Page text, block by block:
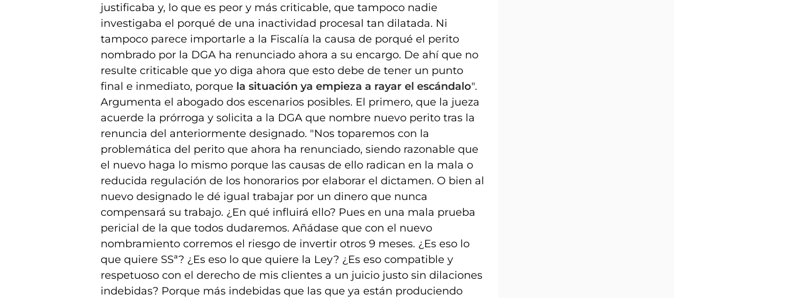
justificaba y, lo que es peor y más criticable, que tampoco nadie
investigaba el porqué de una inactividad procesal tan dilatada. Ni
tampoco parece importarle a la Fiscalía la causa de porqué el perito
nombrado por la DGA ha renunciado ahora a su encargo. De ahí que no
resulte criticable que yo diga ahora que esto debe de tener un punto
final e inmediato, porque la situación ya empieza a rayar el escándalo".
Argumenta el abogado dos escenarios posibles. El primero, que la jueza
acuerde la prórroga y solicita a la DGA que nombre nuevo perito tras la
renuncia del anteriormente designado. "Nos toparemos con la
problemática del perito que ahora ha renunciado, siendo razonable que
el nuevo haga lo mismo porque las causas de ello radican en la mala o
reducida regulación de los honorarios por elaborar el dictamen. O bien al
nuevo designado le dé igual trabajar por un dinero que nunca
compensará su trabajo. ¿En qué influirá ello? Pues en una mala prueba
pericial de la que todos dudaremos. Añádase que con el nuevo
nombramiento corremos el riesgo de invertir otros 9 meses. ¿Es eso lo
que quiere SSª? ¿Es eso lo que quiere la Ley? ¿Es eso compatible y
respetuoso con el derecho de mis clientes a un juicio justo sin dilaciones
indebidas? Porque más indebidas que las que ya están produciendo